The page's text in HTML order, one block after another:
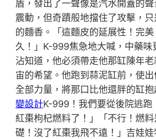
盾，發出了一聲像是汽水開蓋的
震動，但奇蹟般地擋住了攻擊，
的麵香。「這麵皮的延展性！完
久！」K-999焦急地大喊，中藥味
沾知道，他必須帶走他那缸陳年
宙的希望。他跑到蒜泥缸前，使
全部力量，將那口比他還胖的缸
變設計K-999！我們要從後院逃跑
紅棗枸杞燃料了！」「不行！燃
礎！沒了紅棗我飛不遠！」吉娃